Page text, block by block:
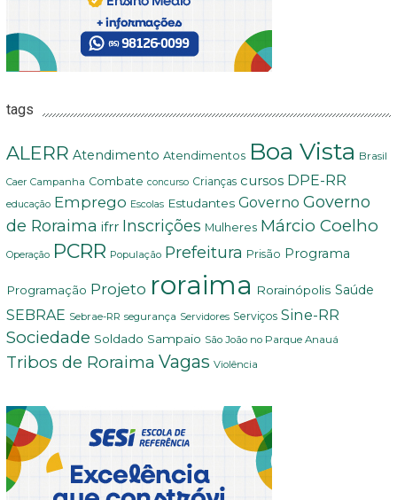
tags
ALERR Atendimento Atendimentos Boa Vista Brasil
Caer Campanha Combate concurso Crianças cursos DPE-RR
educação Emprego Escolas Estudantes Governo Governo
de Roraima ifrr Inscrições Mulheres Márcio Coelho
Operação PCRR População Prefeitura Prisão Programa
Programação Projeto roraima Rorainópolis Saúde
SEBRAE Sebrae-RR segurança Servidores Serviços Sine-RR
Sociedade Soldado Sampaio São João no Parque Anauá
Tribos de Roraima Vagas Violência